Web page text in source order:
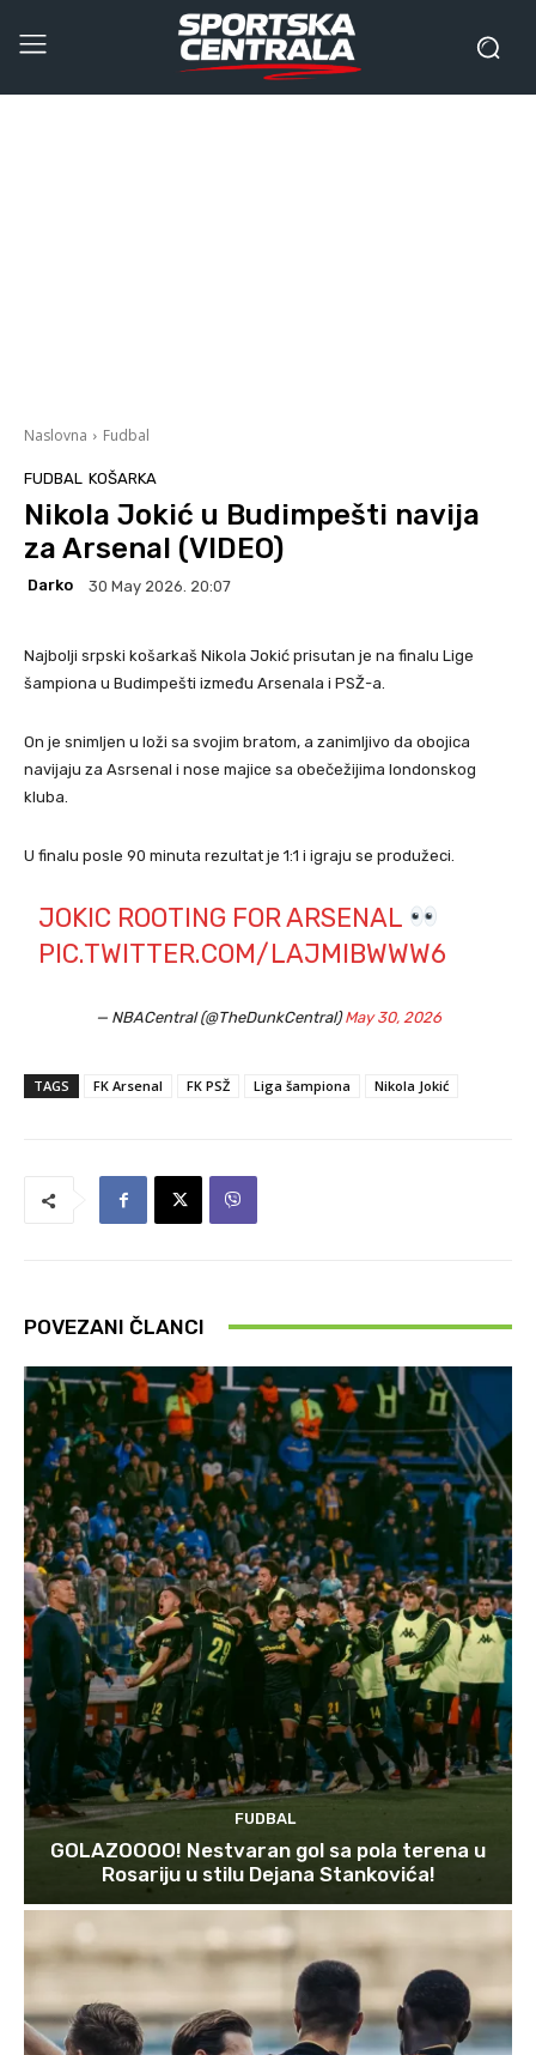
Naslovna Fudbal
FUDBAL KOŠARKA
Nikola Jokić u Budimpešti navija
za Arsenal (VIDEO)
Darko 30 May 2026. 20:07
Najbolji srpski košarkaš Nikola Jokić prisutan je na finalu Lige
šampiona u Budimpešti između Arsenala i PSŽ-a.
On je snimljen u loži sa svojim bratom, a zanimljivo da obojica
navijaju za Asrsenal i nose majice sa obečežijima londonskog
kluba.
U finalu posle 90 minuta rezultat je 1:1 i igraju se produžeci.
JOKIC ROOTING FOR ARSENAL
PIC.TWITTER.COM/LAJMIBWWW6
— NBACentral (@TheDunkCentral)May 30, 2026
TAGS FK Arsenal FK PSŽ Liga šampiona Nikola Jokić
POVEZANI ČLANCI
FUDBAL
GOLAZOOOO! Nestvaran gol sa pola terena u
Rosariju u stilu Dejana Stankovića!